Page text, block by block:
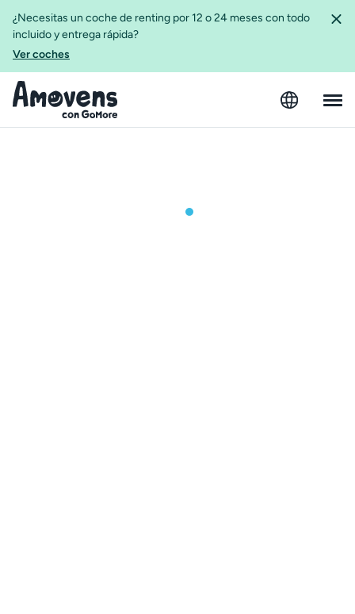
¿Necesitas un coche de renting por 12 o 24 meses con todo
incluido y entrega rápida?
Ver coches